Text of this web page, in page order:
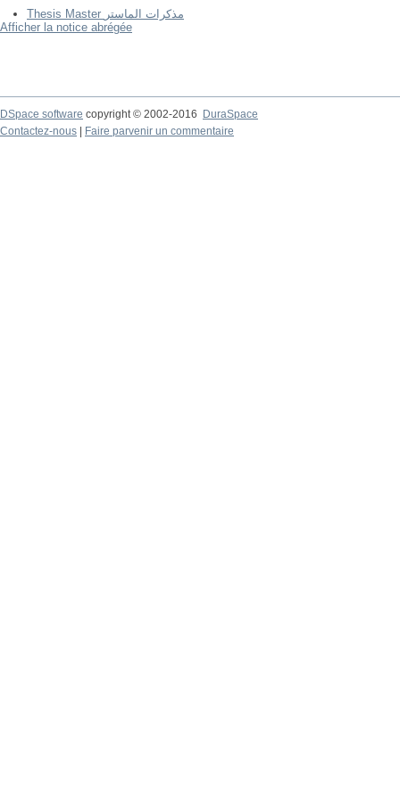
Thesis Master مذكرات الماستر
Afficher la notice abrégée
DSpace software copyright © 2002-2016
DuraSpace
Contactez-nous
Faire parvenir un commentaire